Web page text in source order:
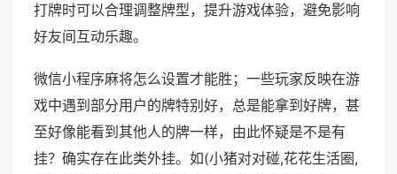
打牌时可以合理调整牌型，提升游戏体验，避免影响
好友间互动乐趣。
微信小程序麻将怎么设置才能胜；一些玩家反映在游
戏中遇到部分用户的牌特别好，总是能拿到好牌，甚
至好像能看到其他人的牌一样，由此怀疑是不是有
挂？确实存在此类外挂。如(小猪对对碰,花花生活圈,